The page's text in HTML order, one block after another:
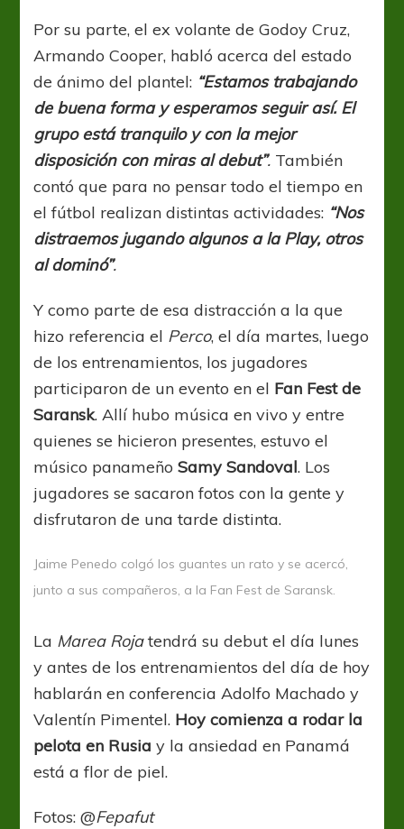
Por su parte, el ex volante de Godoy Cruz,
Armando Cooper, habló acerca del estado
de ánimo del plantel: “Estamos trabajando
de buena forma y esperamos seguir así. El
grupo está tranquilo y con la mejor
disposición con miras al debut”. También
contó que para no pensar todo el tiempo en
el fútbol realizan distintas actividades: “Nos
distraemos jugando algunos a la Play, otros
al dominó”.
Y como parte de esa distracción a la que
hizo referencia el Perco, el día martes, luego
de los entrenamientos, los jugadores
participaron de un evento en el Fan Fest de
Saransk. Allí hubo música en vivo y entre
quienes se hicieron presentes, estuvo el
músico panameñoSamy Sandoval. Los
jugadores se sacaron fotos con la gente y
disfrutaron de una tarde distinta.
Jaime Penedo colgó los guantes un rato y se acercó,
junto a sus compañeros, a la Fan Fest de Saransk.
La Marea Rojatendrá su debut el día lunes
y antes de los entrenamientos del día de hoy
hablarán en conferencia Adolfo Machado y
Valentín Pimentel. Hoy comienza a rodar la
pelota en Rusia y la ansiedad en Panamá
está a flor de piel.
Fotos: @Fepafut